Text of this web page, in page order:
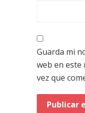
Guarda mi
web en este
vez que